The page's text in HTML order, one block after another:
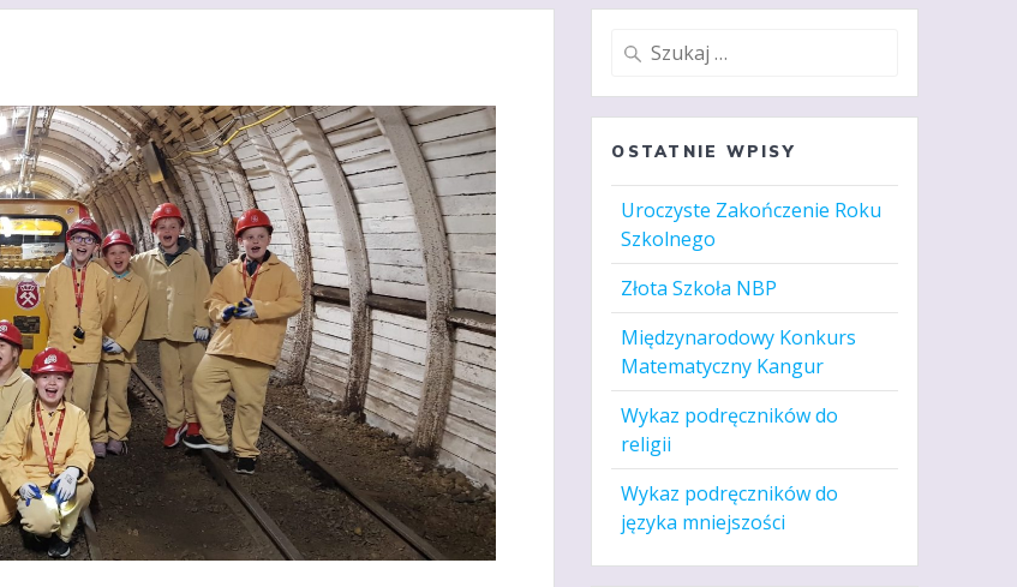
Szukaj:
OSTATNIE WPISY
Uroczyste Zakończenie Roku
Szkolnego
Złota Szkoła NBP
Międzynarodowy Konkurs
Matematyczny Kangur
Wykaz podręczników do
religii
Wykaz podręczników do
języka mniejszości